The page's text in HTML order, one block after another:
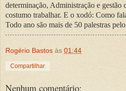
determinação, Administração e gestão
costumo trabalhar. E o xodó: Como
Todo ano são mais de 50 palestras
Rogério Bastos às 01:44
Compartilhar
Nenhum comentário: